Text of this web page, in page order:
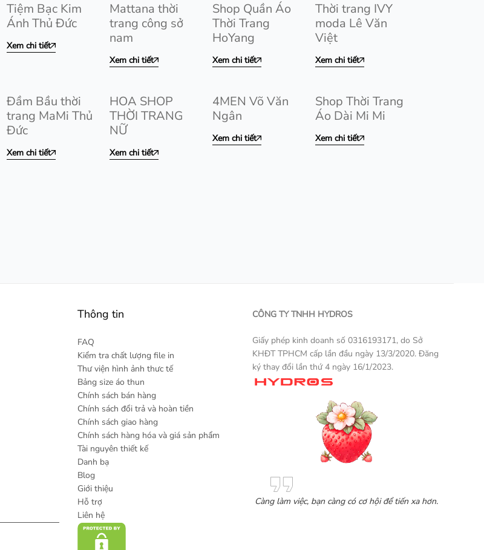
Tiệm Bạc Kim
Ánh Thủ Đức
Xem chi tiết
Mattana thời
trang công sở
nam
Xem chi tiết
Shop Quần Áo
Thời Trang
HoYang
Xem chi tiết
Thời trang IVY
moda Lê Văn
Việt
Xem chi tiết
Đầm Bầu thời
trang MaMi Thủ
Đức
Xem chi tiết
HOA SHOP
THỜI TRANG
NỮ
Xem chi tiết
4MEN Võ Văn
Ngân
Xem chi tiết
Shop Thời Trang
Áo Dài Mi Mi
Xem chi tiết
Thông tin
FAQ
Kiểm tra chất lượng file in
Thư viện hình ảnh thưc tế
Bảng size áo thun
Chính sách bán hàng
Chính sách đổi trả và hoàn tiền
Chính sách giao hàng
Chính sách hàng hóa và giá sản phẩm
Tài nguyên thiết kế
Danh bạ
Blog
Giới thiệu
Hỗ trợ
Liên hệ
CÔNG TY TNHH HYDROS
Giấy phép kinh doanh số 0316193171, do Sở
KHĐT TPHCM cấp lần đầu ngày 13/3/2020. Đăng
ký thay đổi lần thứ 4 ngày 16/1/2023.
Càng làm việc, bạn càng có cơ hội để tiến xa hơn.